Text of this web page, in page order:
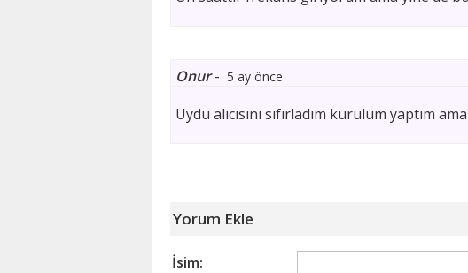
Onur- 5 ay önce
Uydu alıcısını sıfırladım kurulum yaptım
Yorum Ekle
İsim: